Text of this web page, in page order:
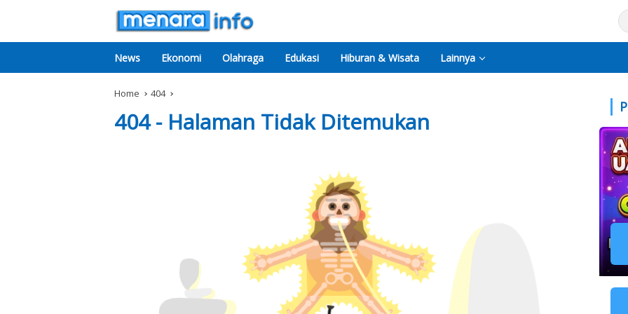
News Ekonomi Olahraga Edukasi Hiburan & Wisata Lainnya
Home 404
404 - Halaman Tidak Ditemukan